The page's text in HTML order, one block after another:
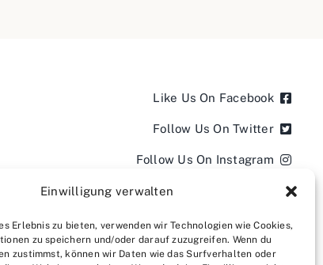
Einwilligung verwalten
Erlebnis zu bieten, verwenden wir Technologien wie Cookies,
zu speichern und/oder darauf zuzugreifen. Wenn du
zustimmst, können wir Daten wie das Surfverhalten oder
Like Us On Facebook
Follow Us On Twitter
Follow Us On Instagram
Follow Us On LinkedIn
Follow us on YouTube
Follow us on Pinterest